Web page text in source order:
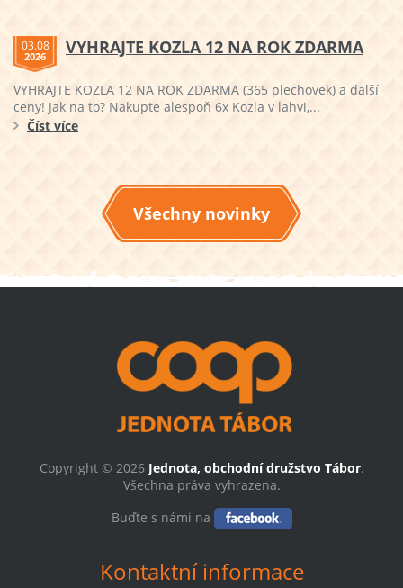
03.08
2026 VYHRAJTE KOZLA 12 NA ROK ZDARMA
VYHRAJTE KOZLA 12 NA ROK ZDARMA (365 plechovek) a další
ceny! Jak na to? Nakupte alespoň 6x Kozla v lahvi,...
Číst více
Všechny novinky
Copyright © 2026 Jednota, obchodní družstvo Tábor.
Všechna práva vyhrazena.
Buďte s námi na
Kontaktní informace